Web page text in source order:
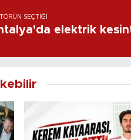
SEÇTIĞI
elektrik